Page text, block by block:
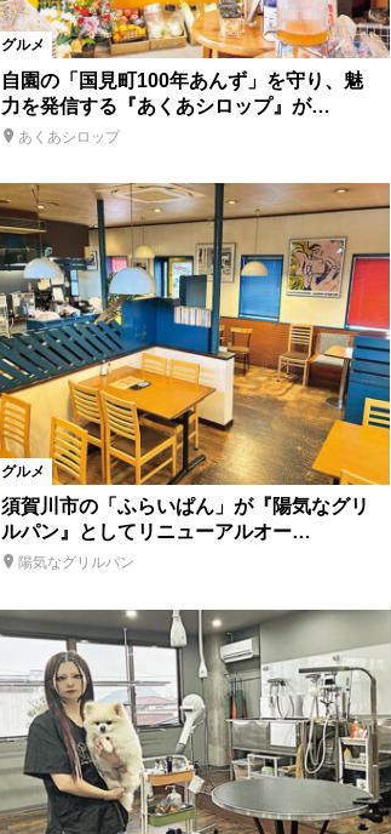
ドライブ 家族・子連れ 道の駅
グルメ
自園の「国見町100年あんず」を守り、魅
力を発信する『あくあシロップ』が…
あくあシロップ
グルメ
須賀川市の「ふらいぱん」が『陽気なグリ
ルパン』としてリニューアルオー…
陽気なグリルパン